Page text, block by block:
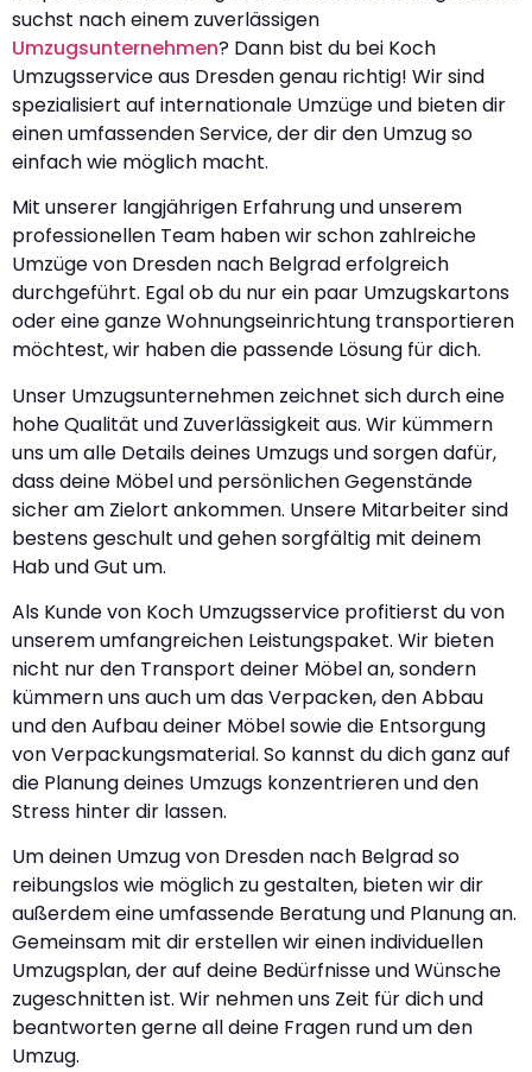
suchst nach einem zuverlässigen
Umzugsunternehmen? Dann bist du bei Koch
Umzugsservice aus Dresden genau richtig! Wir sind
spezialisiert auf internationale Umzüge und bieten dir
einen umfassenden Service, der dir den Umzug so
einfach wie möglich macht.
Mit unserer langjährigen Erfahrung und unserem
professionellen Team haben wir schon zahlreiche
Umzüge von Dresden nach Belgrad erfolgreich
durchgeführt. Egal ob du nur ein paar Umzugskartons
oder eine ganze Wohnungseinrichtung transportieren
möchtest, wir haben die passende Lösung für dich.
Unser Umzugsunternehmen zeichnet sich durch eine
hohe Qualität und Zuverlässigkeit aus. Wir kümmern
uns um alle Details deines Umzugs und sorgen dafür,
dass deine Möbel und persönlichen Gegenstände
sicher am Zielort ankommen. Unsere Mitarbeiter sind
bestens geschult und gehen sorgfältig mit deinem
Hab und Gut um.
Als Kunde von Koch Umzugsservice profitierst du von
unserem umfangreichen Leistungspaket. Wir bieten
nicht nur den Transport deiner Möbel an, sondern
kümmern uns auch um das Verpacken, den Abbau
und den Aufbau deiner Möbel sowie die Entsorgung
von Verpackungsmaterial. So kannst du dich ganz auf
die Planung deines Umzugs konzentrieren und den
Stress hinter dir lassen.
Um deinen Umzug von Dresden nach Belgrad so
reibungslos wie möglich zu gestalten, bieten wir dir
außerdem eine umfassende Beratung und Planung an.
Gemeinsam mit dir erstellen wir einen individuellen
Umzugsplan, der auf deine Bedürfnisse und Wünsche
zugeschnitten ist. Wir nehmen uns Zeit für dich und
beantworten gerne all deine Fragen rund um den
Umzug.